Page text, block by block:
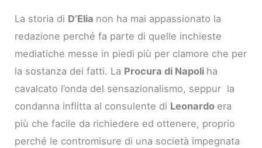
La storia di D’Elia non ha mai appassionato la
redazione perché fa parte di quelle inchieste
mediatiche messe in piedi più per clamore che per
la sostanza dei fatti. La Procura di Napoli ha
cavalcato l’onda del sensazionalismo, seppur la
condanna inflitta al consulente di Leonardo era
più che facile da richiedere ed ottenere, proprio
perché le contromisure di una società impegnata